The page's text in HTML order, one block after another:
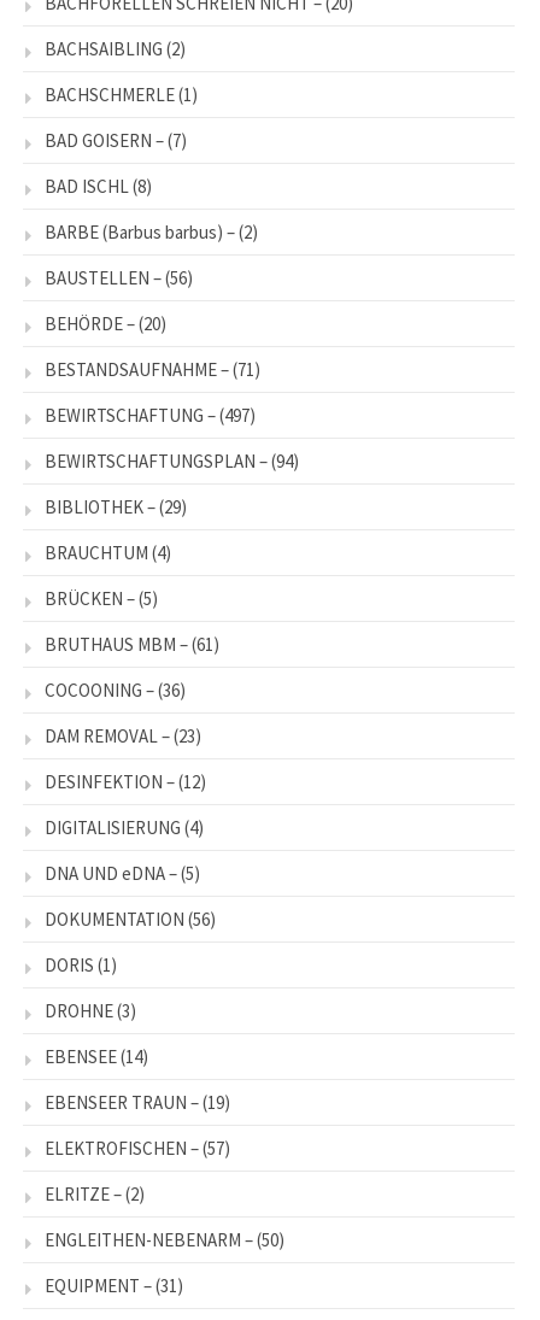
BACHSAIBLING (2)
BACHSCHMERLE(1)
BAD GOISERN –(7)
BAD ISCHL(8)
BARBE (Barbus barbus) –(2)
BAUSTELLEN –(56)
BEHÖRDE –(20)
BESTANDSAUFNAHME –(71)
BEWIRTSCHAFTUNG –(497)
BEWIRTSCHAFTUNGSPLAN –(94)
BIBLIOTHEK –(29)
BRAUCHTUM (4)
BRÜCKEN –(5)
BRUTHAUS MBM –(61)
COCOONING –(36)
DAM REMOVAL –(23)
DESINFEKTION –(12)
DIGITALISIERUNG (4)
DNA UND eDNA –(5)
DOKUMENTATION (56)
DORIS (1)
DROHNE(3)
EBENSEE(14)
EBENSEER TRAUN –(19)
ELEKTROFISCHEN –(57)
ELRITZE –(2)
ENGLEITHEN-NEBENARM –(50)
EQUIPMENT –(31)